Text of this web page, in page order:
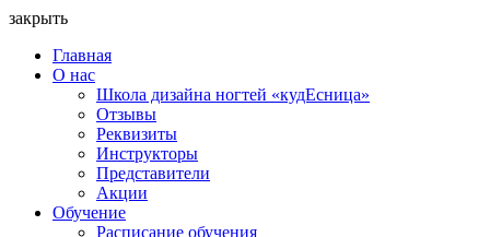
закрыть
Главная
О нас
Школа дизайна ногтей «кудЕсница»
Отзывы
Реквизиты
Инструкторы
Представители
Акции
Обучение
Расписание обучения